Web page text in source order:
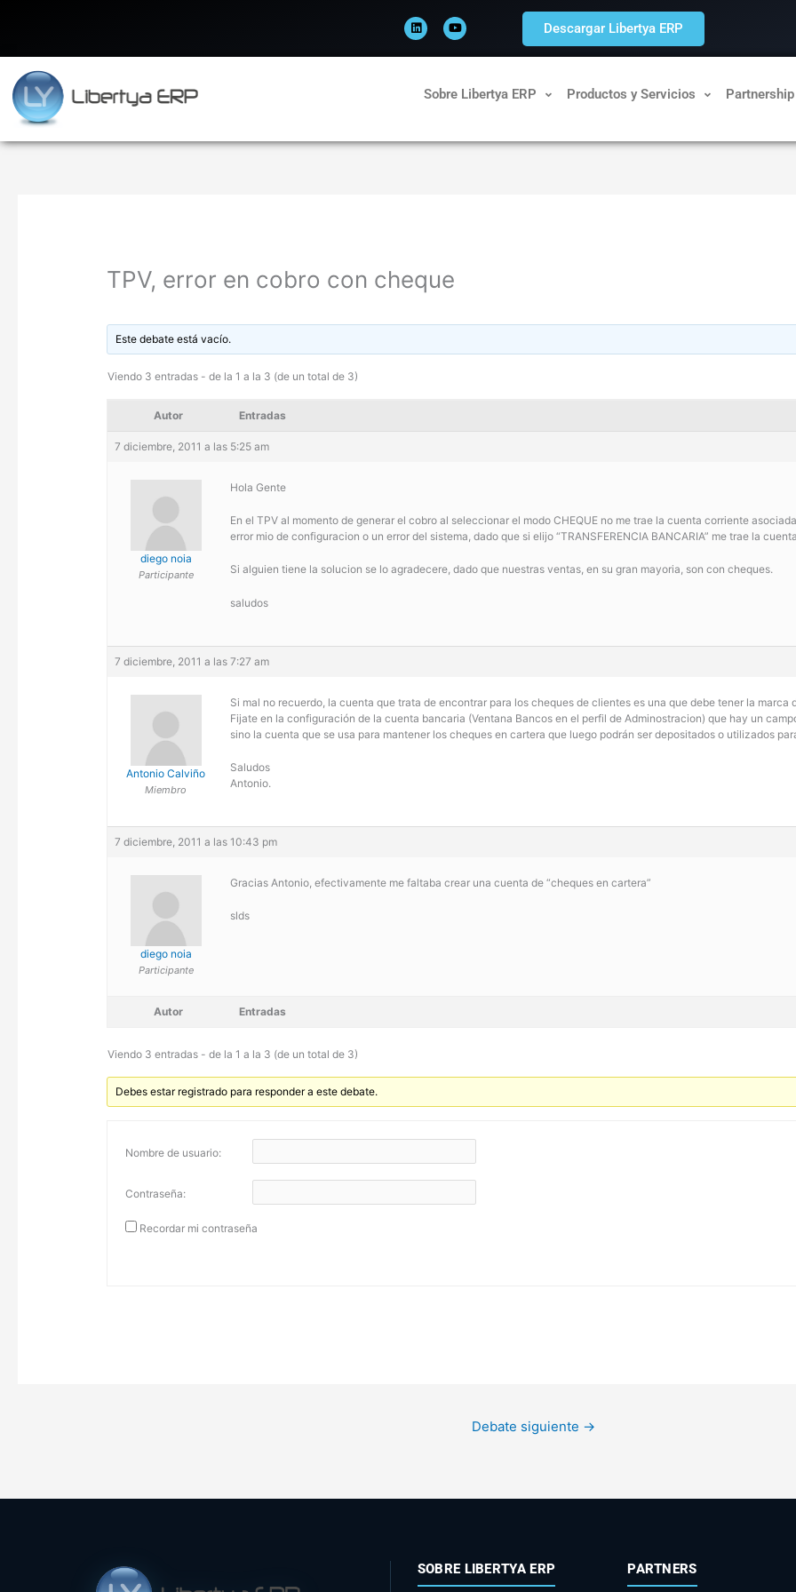
i
n
k
e
o
u
t
u
Descargar Libertya ERP
Sobre Libertya ERP Productos y Servicios Partnership
TPV, error en cobro con cheque
Este debate está vacío.
Viendo 3 entradas - de la 1 a la 3 (de un total de 3)
Autor Entradas
7 diciembre, 2011 a las 5:25 am
diego noia
Participante
Hola Gente
En el TPV al momento de generar el cobro al seleccionar el modo CHEQUE no me trae la cuenta corriente
error mio de configuracion o un error del sistema, dado que si elijo “TRANSFERENCIA BANCARIA” me trae la
Si alguien tiene la solucion se lo agradecere, dado que nuestras ventas, en su gran mayoria, son con cheques.
saludos
7 diciembre, 2011 a las 7:27 am
Antonio Calviño
Miembro
Si mal no recuerdo, la cuenta que trata de encontrar para los cheques de clientes es una que debe tener la marca
Fijate en la configuración de la cuenta bancaria (Ventana Bancos en el perfil de Adminostracion) que hay un
sino la cuenta que se usa para mantener los cheques en cartera que luego podrán ser depositados o utilizados
Saludos
Antonio.
7 diciembre, 2011 a las 10:43 pm
diego noia
Participante
Gracias Antonio, efectivamente me faltaba crear una cuenta de “cheques en cartera”
slds
Autor Entradas
Viendo 3 entradas - de la 1 a la 3 (de un total de 3)
Debes estar registrado para responder a este debate.
Nombre de usuario:
Contraseña:
Recordar mi contraseña
Debate siguiente →
SOBRE LIBERTYA ERP PARTNERS